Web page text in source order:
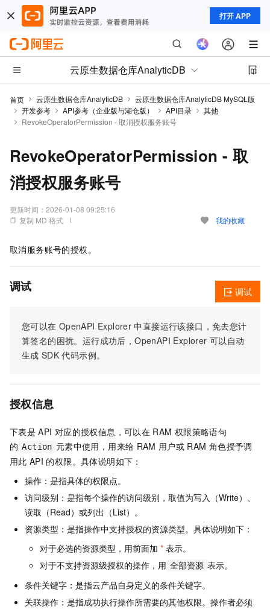
打开 APP
云原生数据仓库AnalyticDB
首页 云原生数据仓库AnalyticDB
云原生数据仓库AnalyticDB MySQL版
开发参考
API参考（企业版与湖仓版） API目录
其他
RevokeOperatorPermission - 取消授权服务账号
RevokeOperatorPermission - 取
消授权服务账号
更新时间： 2026-01-08 09:25:16
复制 MD 格式
我的收藏
取消服务账号的授权。
调试
您可以在 OpenAPI Explorer 中直接运行该接口，免去您计
算签名的困扰。运行成功后，OpenAPI Explorer 可以自动
生成 SDK 代码示例。
调试
授权信息
下表是 API 对应的授权信息，可以在 RAM 权限策略语句
的 Action 元素中使用，用来给 RAM 用户或 RAM 角色授予调
用此 API 的权限。具体说明如下：
操作：是指具体的权限点。
访问级别：是指每个操作的访问级别，取值为写入（Write）、
读取（Read）或列出（List）。
资源类型：是指操作中支持授权的资源类型。具体说明如下：
对于必选的资源类型，用前面加 * 表示。
对于不支持资源级授权的操作，用 全部资源 表示。
条件关键字：是指云产品自身定义的条件关键字。
关联操作：是指成功执行操作所需要的其他权限。操作者必须